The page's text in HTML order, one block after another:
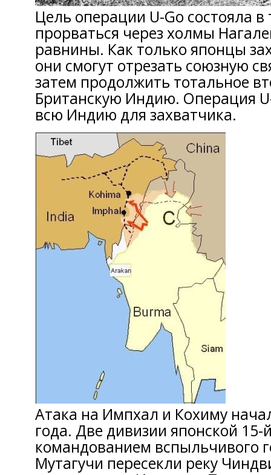
Цель операции U-Go состояла
прорваться через холмы
равнины. Как только японцы
они смогут отрезать союзную
затем продолжить тотальное
Британскую Индию. Операция
всю Индию для захватчика.
Атака на Импхал и Кохиму
года. Две дивизии японской
командованием вспыльчивого
Мутагучи пересекли реку